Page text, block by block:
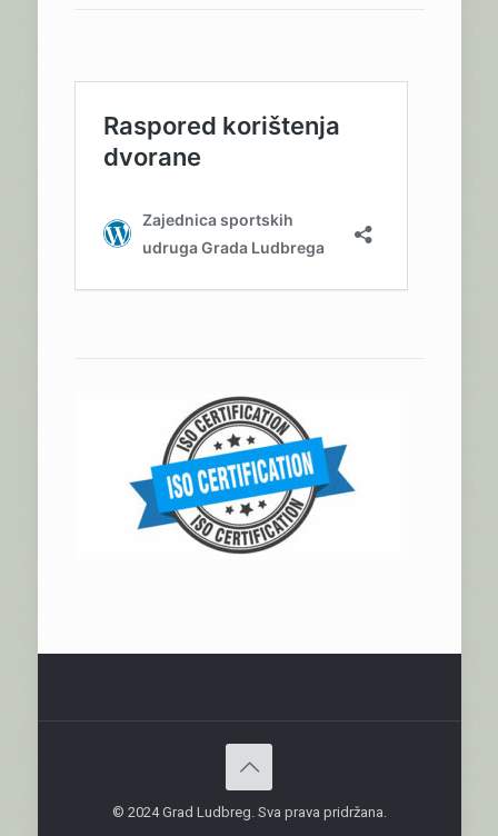
© 2024 Grad Ludbreg. Sva prava pridržana.